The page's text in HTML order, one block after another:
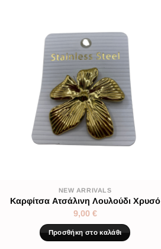
NEW ARRIVALS
Καρφίτσα Ατσάλινη Λουλούδι Χρυσό
9,00 €
Προσθήκη στο καλάθι